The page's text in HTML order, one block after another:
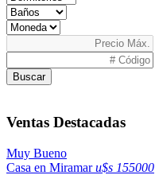
Buscar
Ventas Destacadas
Muy Bueno
Casa en Miramaru$s 155000